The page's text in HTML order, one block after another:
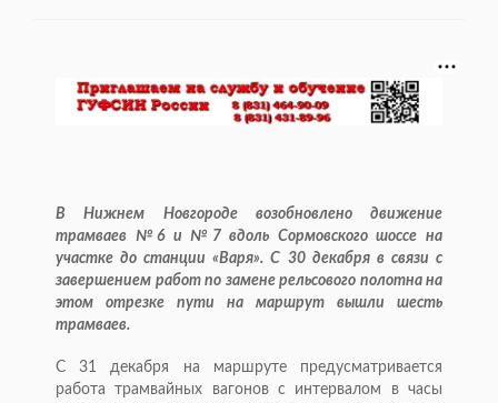
В Нижнем Новгороде возобновлено движение
трамваев №6 и №7 вдоль Сормовского шоссе на
участке до станции «Варя». С 30 декабря в связи с
завершением работ по замене рельсового полотна на
этом отрезке пути на маршрут вышли шесть
трамваев.
С 31 декабря на маршруте предусматривается
работа трамвайных вагонов с интервалом в часы